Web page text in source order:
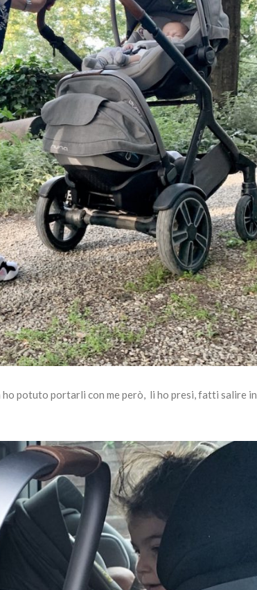
potuto portarli con me però, li ho presi, fatti salire in